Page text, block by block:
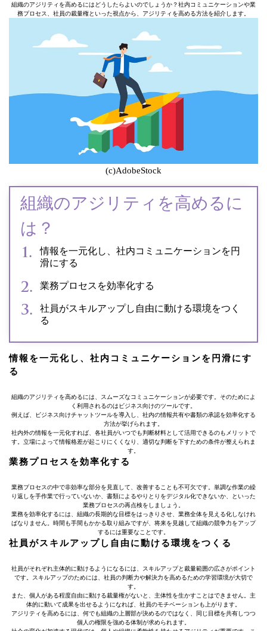
組織のアジリティを高めるにはどうしたらよいのでしょうか？社内コミュニケーションや業
務プロセス、社員の裁量権といった視点から、アジリティを高める方法を紹介します。
(c)AdobeStock
組織のアジリティを高めるに
は？
情報を一元化し、社内コミュニケーションを円
滑にする
業務プロセスを効率化する
社員がスキルアップし自由に動ける環境をつく
る
情報を一元化し、社内コミュニケーションを円滑にす
る
組織のアジリティを高めるには、スムーズなコミュニケーションが必要です。そのためによ
く利用されるのはビジネス向けのツールです。
例えば、ビジネス向けチャットツールを導入し、社内の情報共有や書類の承認を効率化する
方法が挙げられます。
社内外の情報を一元化すれば、各社員がいつでも判断材料として活用できるのもメリットで
す。立場によって情報格差が起こりにくくなり、適切な判断を下すための条件が整えられま
す。
業務プロセスを効率化する
業務プロセスの中で非効率な部分を見直して、改善することも不可欠です。単調な作業の繰
り返しを手作業で行っていないか、書類によるやりとりをデジタル化できないか、といった
業務プロセスの再点検をしましょう。
業務を効率化するには、組織の長期的な目標をはっきりさせ、業務全体を見える化しなけれ
ばなりません。時間も手間もかかる取り組みですが、将来を見越して組織の競争力をアップ
するには重要なことです。
社員がスキルアップし自由に動ける環境をつくる
社員がそれぞれ主体的に動けるようになるには、スキルアップと裁量範囲の広さがポイント
です。スキルアップのためには、社員の判断力や解決力を高めるための学習環境が大切で
す。
また、個人がある程度自由に動ける裁量権がないと、主体性を生かすことはできません。主
体的に動いて成果を出せるようになれば、社員のモチベーションも上がります。
アジリティを高めるには、何でも組織の上層部が決めるのではなく、同じ目標を共有しつつ
個人の権限を強める体制が求められます。